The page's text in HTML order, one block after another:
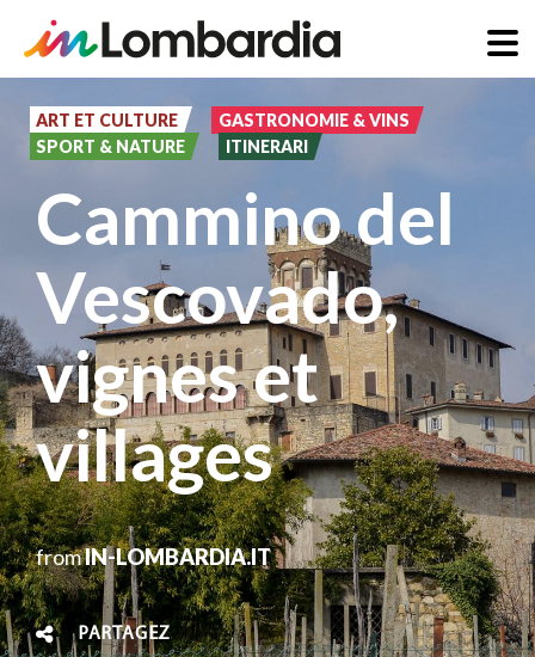
contenu
principal
ART ET CULTURE
GASTRONOMIE & VINS
SPORT & NATURE
ITINERARI
Cammino del
Vescovado,
vignes et
villages
fromIN-LOMBARDIA.IT
PARTAGEZ